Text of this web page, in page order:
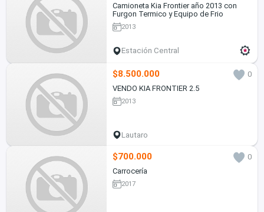
Camioneta Kia Frontier año 2013 con
Furgon Termico y Equipo de Frio
2013
Estación Central
$8.500.000
0
VENDO KIA FRONTIER 2.5
2013
Lautaro
$700.000
0
Carrocería
2017